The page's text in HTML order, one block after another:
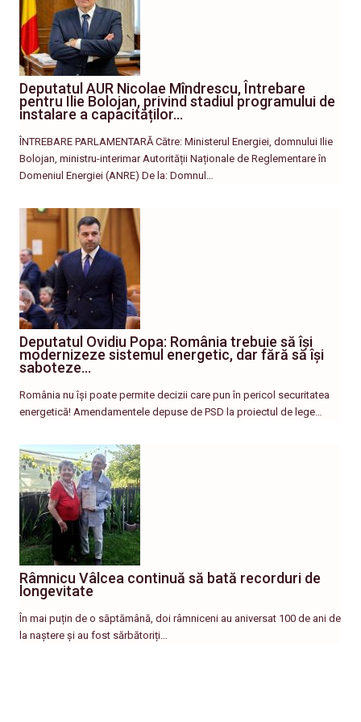
Deputatul AUR Nicolae Mîndrescu, Întrebare
pentru Ilie Bolojan, privind stadiul programului de
instalare a capacităților…
ÎNTREBARE PARLAMENTARĂ Către: Ministerul Energiei, domnului Ilie
Bolojan, ministru-interimar Autorității Naționale de Reglementare în
Domeniul Energiei (ANRE) De la: Domnul…
Deputatul Ovidiu Popa: România trebuie să își
modernizeze sistemul energetic, dar fără să își
saboteze…
România nu își poate permite decizii care pun în pericol securitatea
energetică! Amendamentele depuse de PSD la proiectul de lege…
Râmnicu Vâlcea continuă să bată recorduri de
longevitate
În mai puțin de o săptămână, doi râmniceni au aniversat 100 de ani de
la naștere și au fost sărbătoriți…